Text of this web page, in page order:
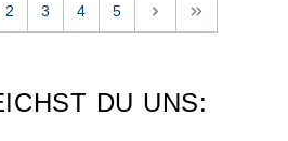
2 3 4 5 > >>
DU UNS: